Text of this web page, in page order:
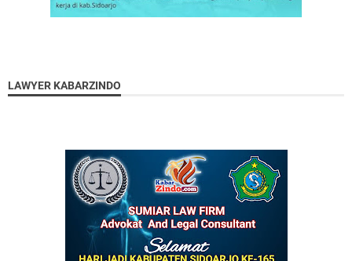
LAWYER KABARZINDO